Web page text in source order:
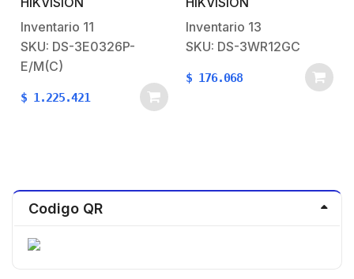
PoE+ / 1 Puerto Gigabit
/ PoE hasta 250 metros
/ 230 W
Inventario 11
SKU: DS-3E0326P-
E/M(C)
$ 1.225.421
GHz) / Hasta 1200
Mbps / 4 Puertos
10/100/1000 Mbps / 4
Antenas Externas
Omnidireccional de 5 dBi
/ Interior
Inventario 13
SKU: DS-3WR12GC
$ 176.068
Codigo QR